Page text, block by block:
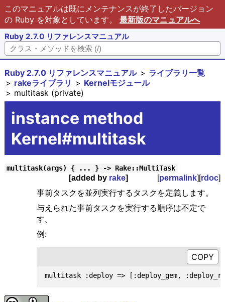
このマニュアルは既にメンテナンスが終了したバージョン
の Ruby を対象としています。 最新版のマニュアルへ
Ruby 2.7.0 リファレンスマニュアル
Ruby 2.7.0 リファレンスマニュアル
ライブラリ一覧
rakeライブラリ
Kernelモジュール
multitask (private)
instance method
Kernel#multitask
multitask(args) { ... } -> Rake::MultiTask
[permalink][rdoc]
[added by rake]
事前タスクを並列実行するタスクを定義します。
与えられた事前タスクを実行する順序は不定で
す。
例: